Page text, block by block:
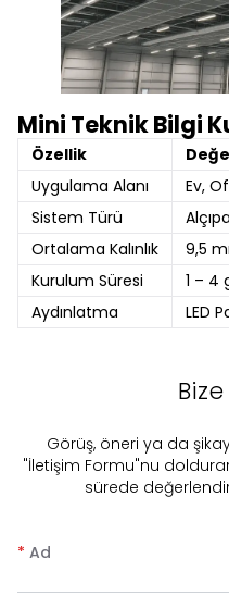
Mini Teknik Bilgi
Özellik
Uygulama Alanı
Ev,
Sistem Türü
Ortalama Kalınlık
9,5
Kurulum Süresi
1 – 4
Aydınlatma
LED
​Görüş, öneri ya da
"İletişim Formu"nu
sürede
* Ad